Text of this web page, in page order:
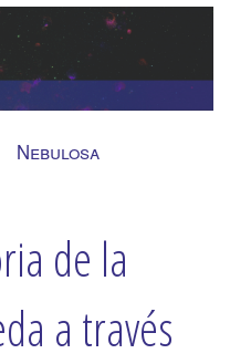
Nebulosa
de la
a través